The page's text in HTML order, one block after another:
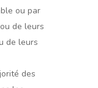
ou par
de leurs
de leurs
des